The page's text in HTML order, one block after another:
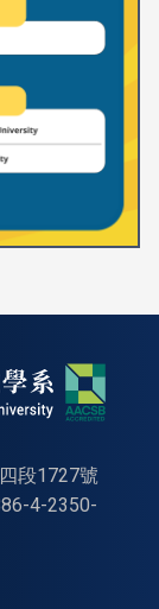
段1727號
4-2350-